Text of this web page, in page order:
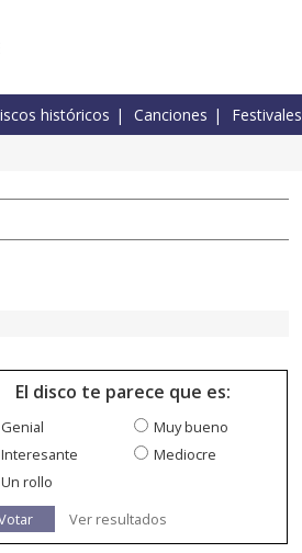
históricos Canciones Festivales
El disco te parece que es:
Genial
Muy bueno
Interesante
Mediocre
Un rollo
Ver resultados